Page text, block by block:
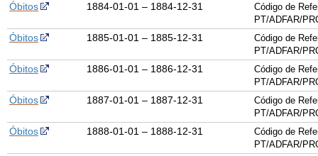
Óbitos 1884-01-01 – 1884-12-31
Código de
PT/ADFAR/
Óbitos 1885-01-01 – 1885-12-31
Código de
PT/ADFAR/
Óbitos 1886-01-01 – 1886-12-31
Código de
PT/ADFAR/
Óbitos 1887-01-01 – 1887-12-31
Código de
PT/ADFAR/
Óbitos 1888-01-01 – 1888-12-31
Código de
PT/ADFAR/